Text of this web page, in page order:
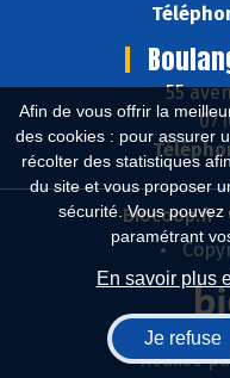
Afin de vous offrir la
des cookies : pour assurer
récolter des statistiques
du site et vous proposer
sécurité. Vous
paramétrant
En savoir plus
Je refuse
55
Biocoop.fr
Réalisé